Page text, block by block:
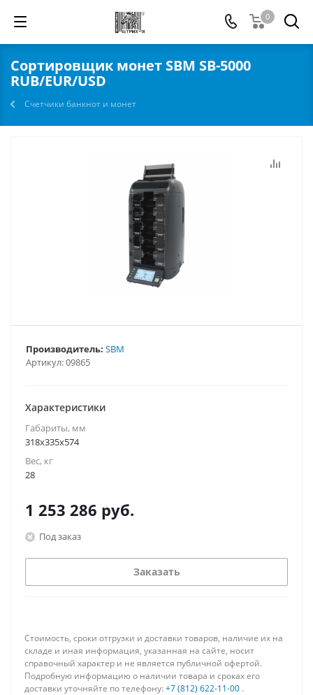
0
Сортировщик монет SBM SB-5000
RUB/EUR/USD
Счетчики банкнот и монет
Артикул:09865
Производитель: SBM
Характеристики
Габариты, мм
318х335х574
Вес, кг
28
1 253 286 руб.
Под заказ
Заказать
Стоимость, сроки отгрузки и доставки товаров, наличие их на
складе и иная информация, указанная на сайте, носит
справочный характер и не является публичной офертой.
Подробную информацию о наличии товара и сроках его
доставки уточняйте по телефону: +7 (812) 622-11-00 .